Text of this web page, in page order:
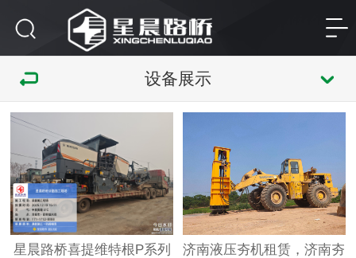
设备展示
星晨路桥喜提维特根P系列
济南液压夯机租赁，济南夯